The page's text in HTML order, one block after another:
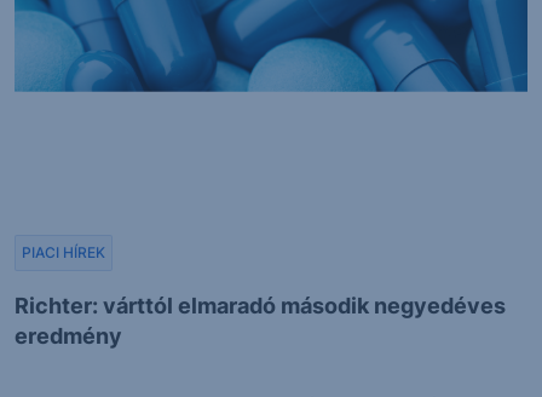
Richter: várttól elmaradó második negyedéves
eredmény
PIACI HÍREK